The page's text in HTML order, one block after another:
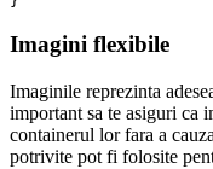
Imagini flexibile
Imaginile reprezinta
important sa te asiguri ca
containerul lor fara a
potrivite pot fi folosite